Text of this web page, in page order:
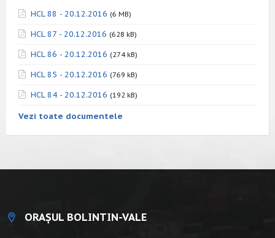
HCL 88 - 20.12.2016 (6 MB)
HCL 87 - 20.12.2016 (628 kB)
HCL 86 - 20.12.2016 (274 kB)
HCL 85 - 20.12.2016 (769 kB)
HCL 84 - 20.12.2016 (192 kB)
Vezi toate documentele
ORAȘUL BOLINTIN-VALE